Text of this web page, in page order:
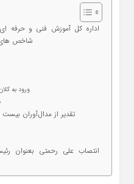
اداره کل آموزش فنی و حرفه‌
شاخص‌ های
ورود به
تقدیر از مدال‌آوران
انتصاب علی رحمتی بعنوان